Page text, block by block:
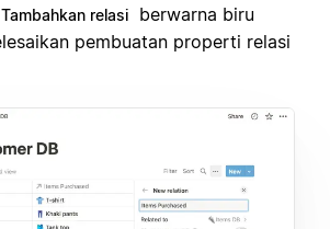
Tambahkan relasi
berwarna biru
pembuatan properti relasi